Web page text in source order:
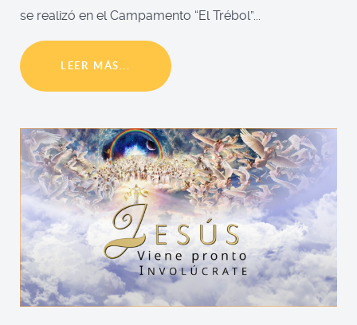
se realizó en el Campamento “El Trébol”...
LEER MÁS...